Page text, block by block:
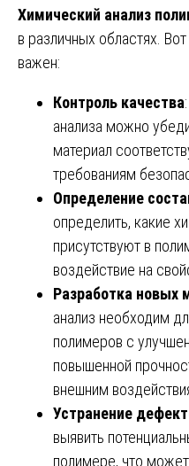
Химический анализ
в различных областях.
важен:
Контроль качества
анализа можно
материал
требованиям
Определение
определить, какие
присутствуют в
воздействие на
Разработка новых
анализ необходим
полимеров с
повышенной
внешним
Устранение
выявить
полимере, что может